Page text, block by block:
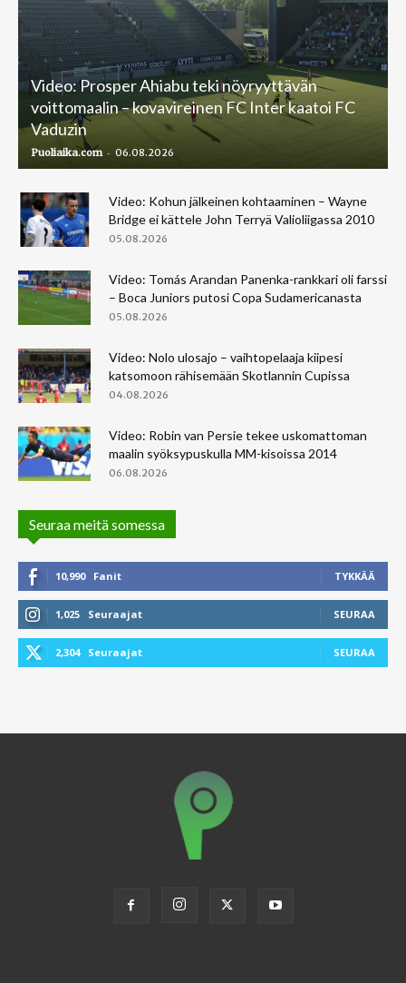
Video: Prosper Ahiabu teki nöyryyttävän
voittomaalin – kovavireinen FC Inter kaatoi FC
Vaduzin
Puoliaika.com - 06.08.2026
Video: Kohun jälkeinen kohtaaminen – Wayne
Bridge ei kättele John Terryä Valioliigassa 2010
05.08.2026
Video: Tomás Arandan Panenka-rankkari oli farssi
– Boca Juniors putosi Copa Sudamericanasta
05.08.2026
Video: Nolo ulosajo – vaihtopelaaja kiipesi
katsomoon rähisemään Skotlannin Cupissa
04.08.2026
Video: Robin van Persie tekee uskomattoman
maalin syöksypuskulla MM-kisoissa 2014
06.08.2026
Seuraa meitä somessa
10,990 Fanit TYKKÄÄ
1,025 Seuraajat SEURAA
2,304 Seuraajat SEURAA